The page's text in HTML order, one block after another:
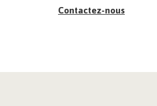
Contactez-nous